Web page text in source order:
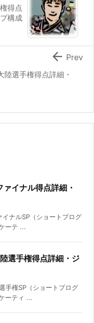
得点
構成
陸選手権得点詳細・
 Prev
イナル得点詳細・
ナルSP（ショートプログ
ーテ ...
選手権得点詳細・ジ
手権SP（ショートプログ
ーティ ...